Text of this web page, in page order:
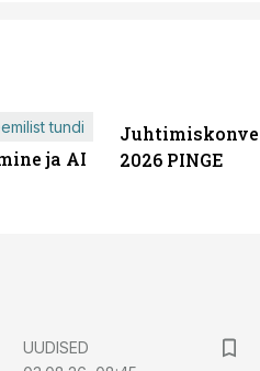
ja AI
tundi
2026 PINGE
UUDISED